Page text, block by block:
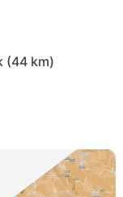
(44 km)